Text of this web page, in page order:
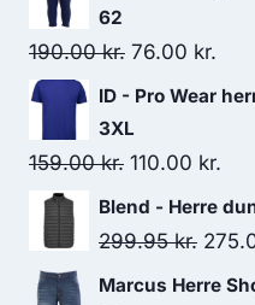
85.00
62
190.00kr. Original
price
190.00 kr..
76.00 kr.
ID - Pro Wear
3XL
159.00kr. Original
price
was:
110.00 kr.
is:
Blend - Herre
299.95kr.
price
Marcus Herre